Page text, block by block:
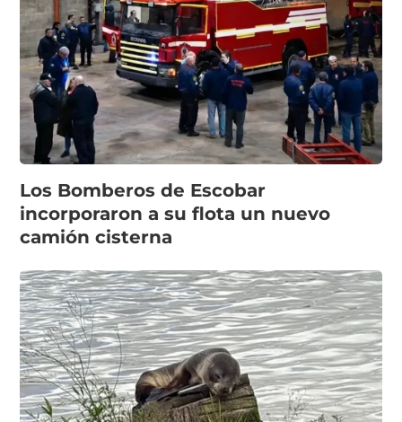
Los Bomberos de Escobar
incorporaron a su flota un nuevo
camión cisterna